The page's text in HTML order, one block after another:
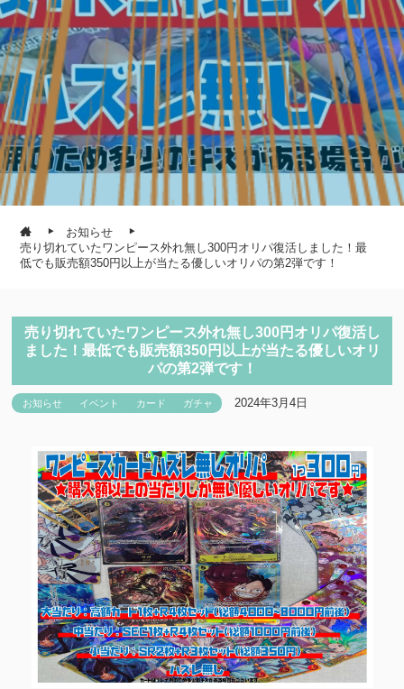
お知らせ
売り切れていたワンピース外れ無し300円オリパ復活しました！最
低でも販売額350円以上が当たる優しいオリパの第2弾です！
売り切れていたワンピース外れ無し300円オリパ復活し
ました！最低でも販売額350円以上が当たる優しいオリ
パの第2弾です！
お知らせ イベント カード ガチャ 2024年3月4日